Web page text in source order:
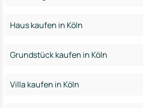
Haus kaufen in Köln
Grundstück kaufen in Köln
Villa kaufen in Köln